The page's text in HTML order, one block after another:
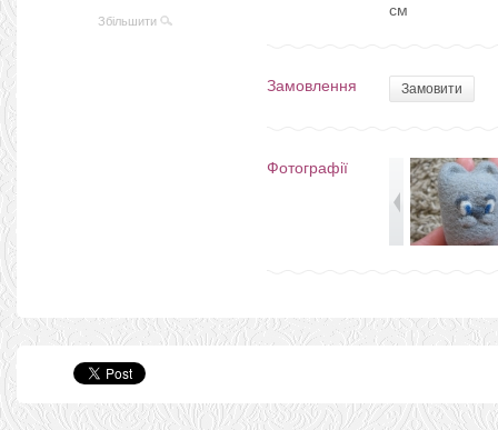
Збільшити
см
Замовлення Замовити
Фотографії